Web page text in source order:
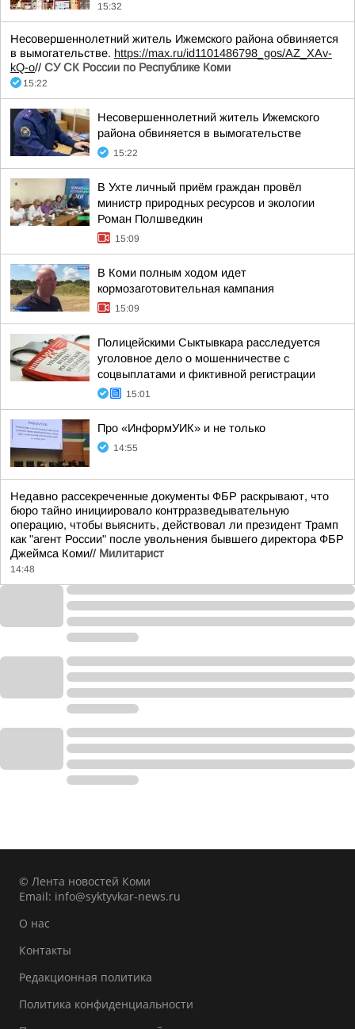
15:32
Несовершеннолетний житель Ижемского района обвиняется
в вымогательстве. https://max.ru/id1101486798_gos/AZ_XAv-
kQ-o// СУ СК России по Республике Коми
15:22
Несовершеннолетний житель Ижемского
района обвиняется в вымогательстве
15:22
В Ухте личный приём граждан провёл
министр природных ресурсов и экологии
Роман Полшведкин
15:09
В Коми полным ходом идет
кормозаготовительная кампания
15:09
Полицейскими Сыктывкара расследуется
уголовное дело о мошенничестве с
соцвыплатами и фиктивной регистрации
15:01
Про «ИнформУИК» и не только
14:55
Недавно рассекреченные документы ФБР раскрывают, что
бюро тайно инициировало контрразведывательную
операцию, чтобы выяснить, действовал ли президент Трамп
как "агент России" после увольнения бывшего директора ФБР
Джеймса Коми// Милитарист
14:48
© Лента новостей Коми
Email: info@syktyvkar-news.ru
О нас
Контакты
Редакционная политика
Политика конфиденциальности